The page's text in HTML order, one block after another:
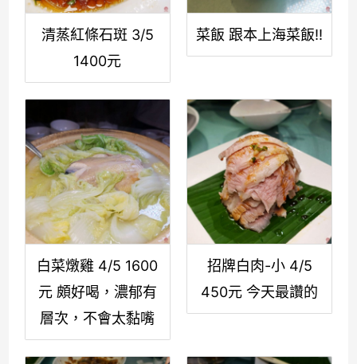
清蒸紅條石斑 3/5
1400元
菜飯 跟本上海菜飯!!
白菜燉雞 4/5 1600
元 頗好喝，濃郁有
層次，不會太黏嘴
招牌白肉-小 4/5
450元 今天最讚的